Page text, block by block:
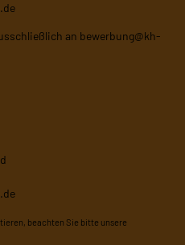
an bewerbung@kh-
beachten Sie bitte unsere